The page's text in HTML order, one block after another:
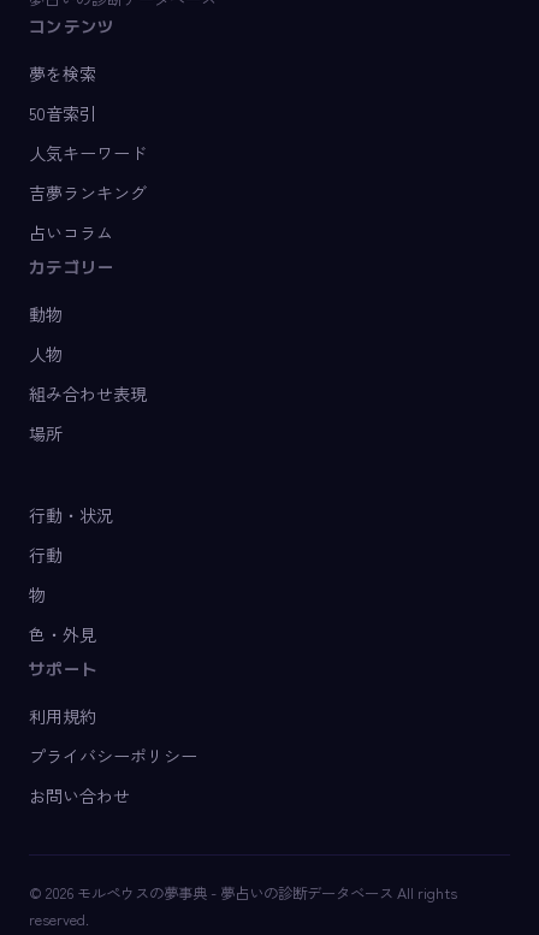
コンテンツ
夢を検索
50音索引
人気キーワード
吉夢ランキング
占いコラム
カテゴリー
動物
人物
組み合わせ表現
場所
行動・状況
行動
物
色・外見
サポート
利用規約
プライバシーポリシー
お問い合わせ
© 2026 モルペウスの夢事典 - 夢占いの診断データベース All rights
reserved.